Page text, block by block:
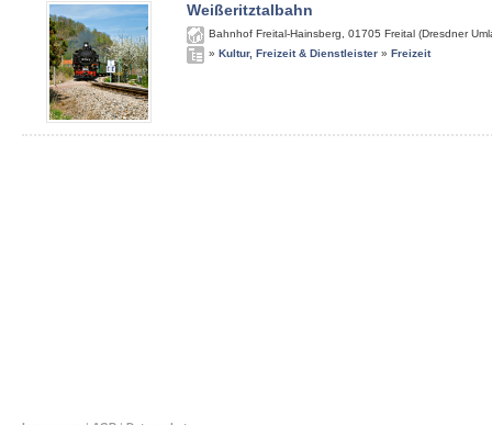
Weißeritztalbahn
Bahnhof Freital-Hainsberg 01705 Freital (Dresdner
» Kultur, Freizeit & Dienstleister » Freizeit